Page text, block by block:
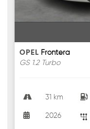
OPEL Frontera
GS 1.2 Turbo
31 km
2026